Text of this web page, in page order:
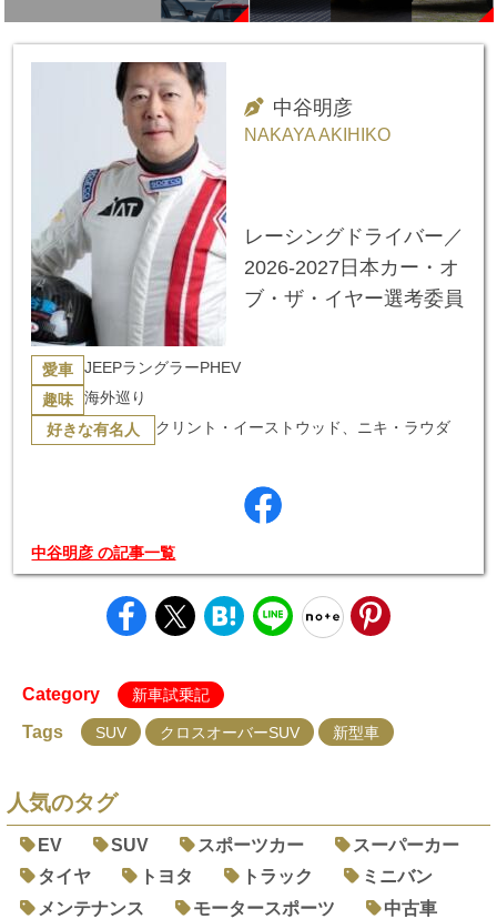
中谷明彦
NAKAYA AKIHIKO
レーシングドライバー／
2026-2027日本カー・オ
ブ・ザ・イヤー選考委員
愛車 JEEPラングラーPHEV
趣味 海外巡り
好きな有名人 クリント・イーストウッド、ニキ・ラウダ
中谷明彦 の記事一覧
Category 新車試乗記
Tags SUV クロスオーバーSUV 新型車
人気のタグ
EV SUV スポーツカー
スーパーカー
タイヤ
トヨタ トラック
ミニバン
メンテナンス
モータースポーツ
中古車